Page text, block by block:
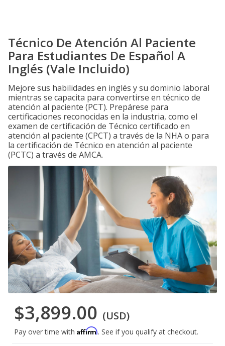
Técnico De Atención Al Paciente
Para Estudiantes De Español A
Inglés (Vale Incluido)
Mejore sus habilidades en inglés y su dominio laboral
mientras se capacita para convertirse en técnico de
atención al paciente (PCT). Prepárese para
certificaciones reconocidas en la industria, como el
examen de certificación de Técnico certificado en
atención al paciente (CPCT) a través de la NHA o para
la certificación de Técnico en atención al paciente
(PCTC) a través de AMCA.
$3,899.00 (USD)
Pay over time with Affirm. See if you qualify at checkout.